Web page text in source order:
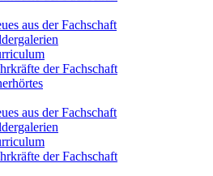
aus der Fachschaft
der Fachschaft
aus der Fachschaft
der Fachschaft